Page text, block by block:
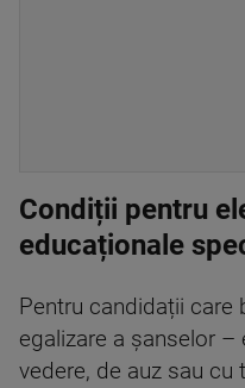
Condiții pentru
educaționale
Pentru candidații care
egalizare a șanselor –
vedere, de auz sau cu